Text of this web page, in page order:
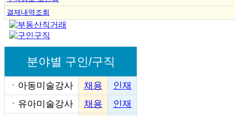
결제내역조회
분야별 구인/구직
ㆍ 아동미술강사 채용
인재
ㆍ 유아미술강사 채용
인재